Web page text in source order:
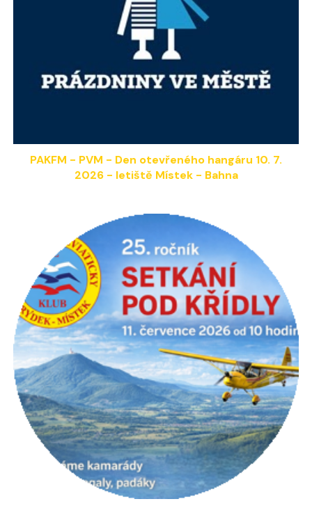
PAKFM - PVM - Den otevřeného hangáru 10. 7.
2026- letiště Místek - Bahna